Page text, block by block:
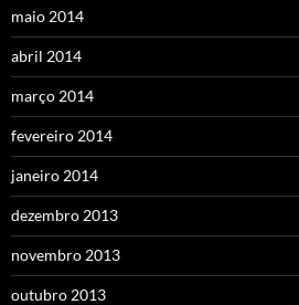
maio 2014
abril 2014
março 2014
fevereiro 2014
janeiro 2014
dezembro 2013
novembro 2013
outubro 2013